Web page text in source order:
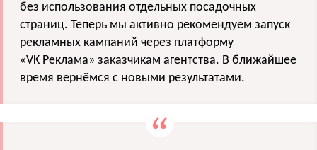
без использования отдельных посадочных
страниц. Теперь мы активно рекомендуем запуск
рекламных кампаний через платформу
«VK Реклама» заказчикам агентства. В ближайшее
время вернёмся с новыми результатами.